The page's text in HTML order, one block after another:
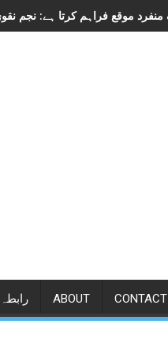
رابطہ ABOUT CONTACT